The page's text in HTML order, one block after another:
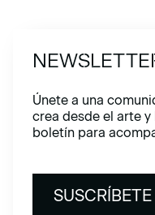
Únete a una
crea desde el arte
boletín para
SUSCRÍBETE